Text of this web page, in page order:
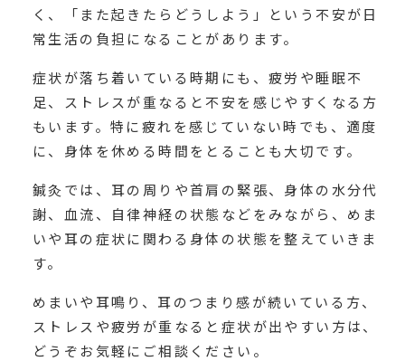
く、「また起きたらどうしよう」という不安が日
常生活の負担になることがあります。
症状が落ち着いている時期にも、疲労や睡眠不
足、ストレスが重なると不安を感じやすくなる方
もいます。特に疲れを感じていない時でも、適度
に、身体を休める時間をとることも大切です。
鍼灸では、耳の周りや首肩の緊張、身体の水分代
謝、血流、自律神経の状態などをみながら、めま
いや耳の症状に関わる身体の状態を整えていきま
す。
めまいや耳鳴り、耳のつまり感が続いている方、
ストレスや疲労が重なると症状が出やすい方は、
どうぞお気軽にご相談ください。